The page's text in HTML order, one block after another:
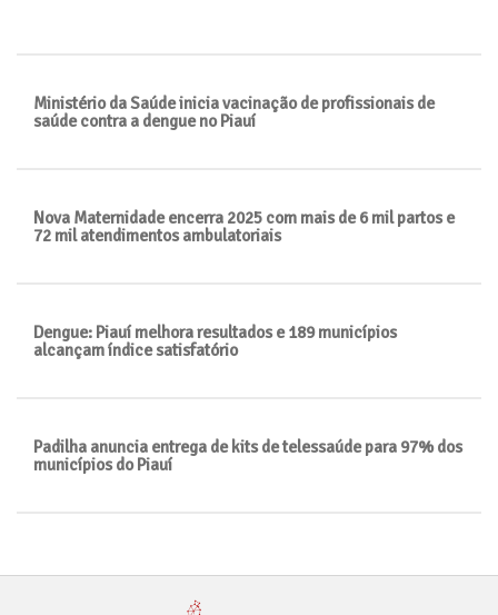
Ministério da Saúde inicia vacinação de profissionais de
saúde contra a dengue no Piauí
Nova Maternidade encerra 2025 com mais de 6 mil partos e
72 mil atendimentos ambulatoriais
Dengue: Piauí melhora resultados e 189 municípios
alcançam índice satisfatório
Padilha anuncia entrega de kits de telessaúde para 97% dos
municípios do Piauí